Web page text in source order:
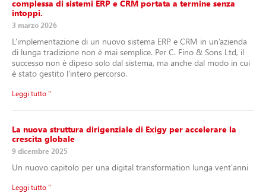
complessa di sistemi ERP e CRM portata a termine senza
intoppi.
3 marzo 2026
L’implementazione di un nuovo sistema ERP e CRM in un’azienda
di lunga tradizione non è mai semplice. Per C. Fino & Sons Ltd, il
successo non è dipeso solo dal sistema, ma anche dal modo in cui
è stato gestito l’intero percorso.
Leggi tutto "
La nuova struttura dirigenziale di Exigy per accelerare la
crescita globale
9 dicembre 2025
Un nuovo capitolo per una digital transformation lunga vent'anni
Leggi tutto "